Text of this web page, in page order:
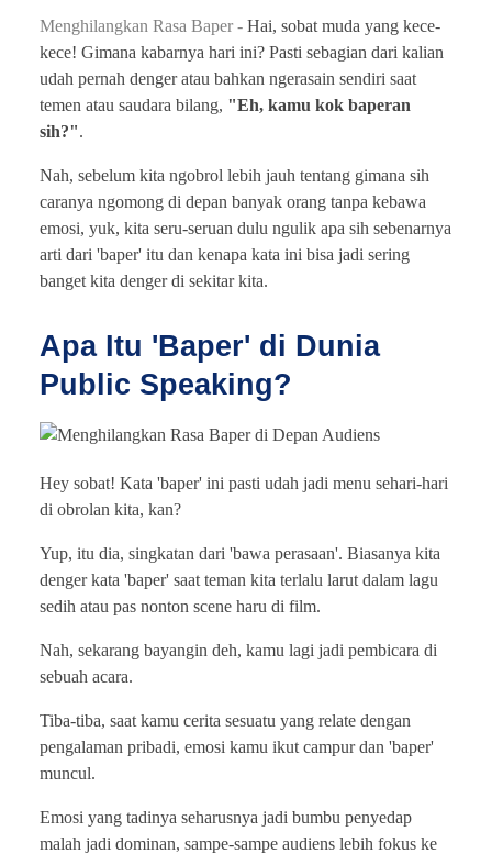
Menghilangkan Rasa Baper - Hai, sobat muda yang kece-
kece! Gimana kabarnya hari ini? Pasti sebagian dari kalian
udah pernah denger atau bahkan ngerasain sendiri saat
temen atau saudara bilang, "Eh, kamu kok baperan
sih?".
Nah, sebelum kita ngobrol lebih jauh tentang gimana sih
caranya ngomong di depan banyak orang tanpa kebawa
emosi, yuk, kita seru-seruan dulu ngulik apa sih sebenarnya
arti dari 'baper' itu dan kenapa kata ini bisa jadi sering
banget kita denger di sekitar kita.
Apa Itu 'Baper' di Dunia
Public Speaking?
Hey sobat! Kata 'baper' ini pasti udah jadi menu sehari-hari
di obrolan kita, kan?
Yup, itu dia, singkatan dari 'bawa perasaan'. Biasanya kita
denger kata 'baper' saat teman kita terlalu larut dalam lagu
sedih atau pas nonton scene haru di film.
Nah, sekarang bayangin deh, kamu lagi jadi pembicara di
sebuah acara.
Tiba-tiba, saat kamu cerita sesuatu yang relate dengan
pengalaman pribadi, emosi kamu ikut campur dan 'baper'
muncul.
Emosi yang tadinya seharusnya jadi bumbu penyedap
malah jadi dominan, sampe-sampe audiens lebih fokus ke